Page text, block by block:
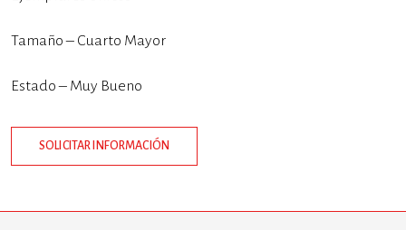
Tamaño – Cuarto Mayor
Estado – Muy Bueno
SOLICITAR INFORMACIÓN